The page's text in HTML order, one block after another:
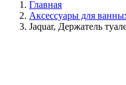
Главная
Аксессуары для
Jaquar, Держатель